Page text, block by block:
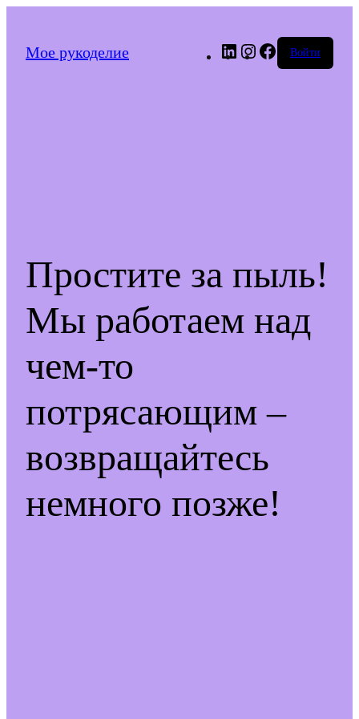
Мое рукоделие LinkedInInstagram
Facebook
Войти
Простите за пыль!
Мы работаем над
чем-то
потрясающим –
возвращайтесь
немного позже!